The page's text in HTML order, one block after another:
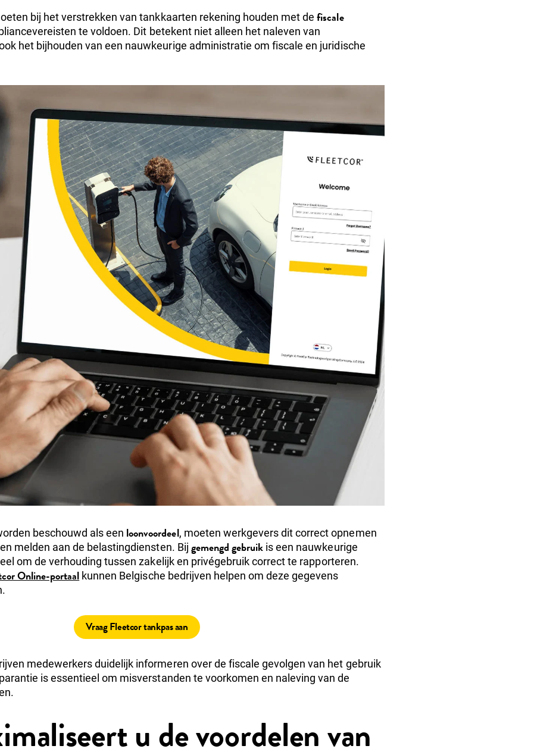
bij het verstrekken van tankkaarten rekening houden met defiscale
te voldoen. Dit betekent niet alleen het naleven van
het bijhouden van een nauwkeurige administratie om fiscale en juridische
beschouwd als een loonvoordeel, moeten werkgevers dit correct opnemen
melden aan de belastingdiensten. Bij gemengd gebruik is een nauwkeurige
om de verhouding tussen zakelijk en privégebruik correct te rapporteren.
Online-portaal kunnen Belgische bedrijven helpen om deze gegevens
Vraag Fleetcor tankpas aan
medewerkers duidelijk informeren over de fiscale gevolgen van het gebruik
is essentieel om misverstanden te voorkomen en naleving van de
u de voordelen van